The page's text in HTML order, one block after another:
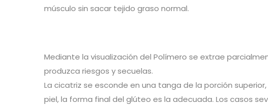
músculo sin sacar tejido graso normal.
Mediante la visualización del Polímero se extrae
produzca riesgos y secuelas.
La cicatriz se esconde en una tanga de la porción
piel, la forma final del glúteo es la adecuada. Los casos